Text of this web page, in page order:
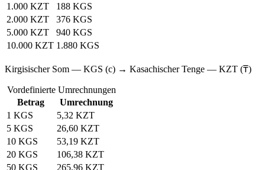
1.000 KZT
188 KGS
2.000 KZT
376 KGS
5.000 KZT
940 KGS
10.000 KZT 1.880 KGS
Kirgisischer Som — KGS (с) → Kasachischer Tenge — KZT (₸)
Vordefinierte Umrechnungen
Betrag
Umrechnung
1 KGS
5,32 KZT
5 KGS
26,60 KZT
10 KGS
53,19 KZT
20 KGS
106,38 KZT
50 KGS
265,96 KZT